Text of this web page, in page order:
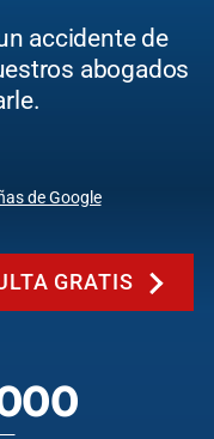
accidente de
abogados
de Google
GRATIS